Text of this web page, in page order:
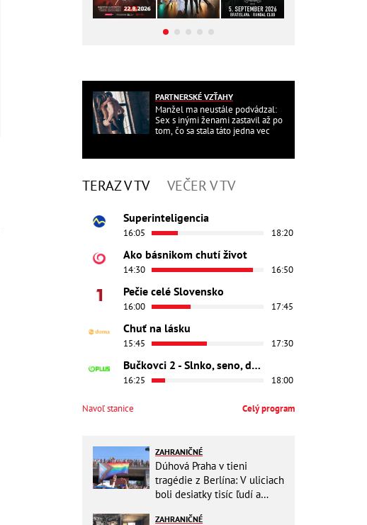
PARTNERSKÉ VZŤAHY
Manžel ma neustále podvádzal:
Sex s inými ženami zastavil až po
tom, čo sa stala táto jedna vec
TERAZ V TV VEČER V TV
Superinteligencia
16:05 18:20
Ako básnikom chutí život
14:30 16:50
Pečie celé Slovensko
16:00 17:45
Chuť na lásku
15:45 17:30
Bučkovci 2 - Slnko, seno, dedina
16:25 18:00
Navoľ stanice Celý program
ZAHRANIČNÉ
Dúhová Praha v tieni
tragédie z Berlína: V uliciach
boli desiatky tisíc ľudí a
ZAHRANIČNÉ